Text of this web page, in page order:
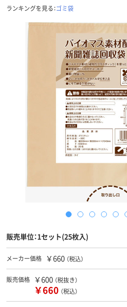
ランキングを見る：ゴミ袋
販売単位：1セット(25枚入)
メーカー価格 ￥660 （税込）
販売価格 ￥600 （税抜き）
￥660 （税込）